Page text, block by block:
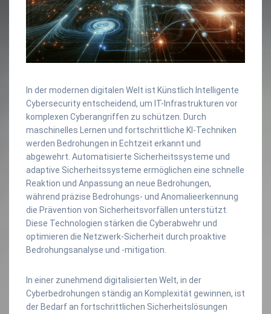
In der modernen digitalen Welt ist Künstlich Intelligente
Cybersecurity entscheidend, um IT-Infrastrukturen vor
komplexen Cyberangriffen zu schützen. Durch
maschinelles Lernen und fortschrittliche KI-Techniken
werden Bedrohungen in Echtzeit erkannt und
abgewehrt. Automatisierte Sicherheitssysteme und
adaptive Sicherheitssysteme ermöglichen eine schnelle
Reaktion und Anpassung an neue Bedrohungen,
während präzise Bedrohungs- und Anomalieerkennung
die Prävention von Sicherheitsvorfällen unterstützt.
Diese Technologien stärken die Cyberabwehr und
optimieren die Netzwerk-Sicherheit durch proaktive
Bedrohungsanalyse und -mitigation.
In einer zunehmend digitalisierten Welt, in der
Cyberbedrohungen ständig an Komplexität gewinnen, ist
der Bedarf an fortschrittlichen Sicherheitslösungen